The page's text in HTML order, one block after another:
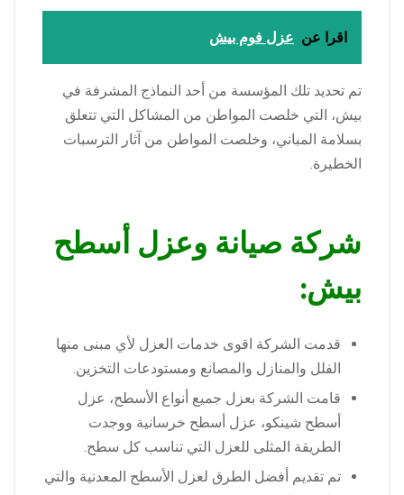
اقرا عن عزل فوم بيش
تم تحديد تلك المؤسسة من أحد النماذج المشرفة في
بيش، التي خلصت المواطن من المشاكل التي تتعلق
بسلامة المباني، وخلصت المواطن من آثار الترسبات
الخطيرة.
شركة صيانة وعزل أسطح
بيش:
قدمت الشركة اقوى خدمات العزل لأي مبنى منها
الفلل والمنازل والمصانع ومستودعات التخزين.
قامت الشركة بعزل جميع أنواع الأسطح، عزل
أسطح شينكو، عزل أسطح خرسانية ووجدت
الطريقة المثلى للعزل التي تناسب كل سطح.
تم تقديم أفضل الطرق لعزل الأسطح المعدنية والتي